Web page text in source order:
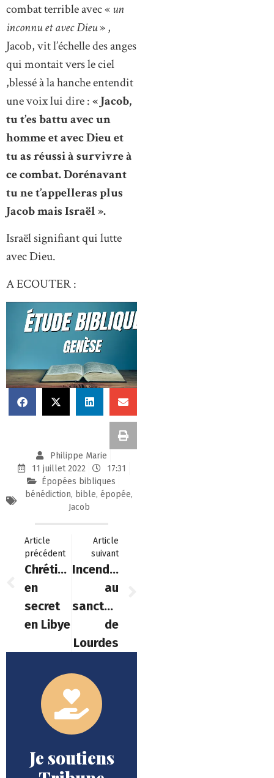
combat terrible avec «un
inconnuet avec Dieu» ,
Jacob, vit l’échelle des anges
qui montait vers le ciel
,blessé à la hanche entendit
une voix lui dire :« Jacob,
tu t’es battu avec un
homme et avec Dieu et
tu as réussi à survivre à
ce combat. Dorénavant
tu ne t’appelleras plus
Jacob mais Israël ».
Israël signifiant qui lutte
avec Dieu.
A ECOUTER :
Philippe Marie
11 juillet 2022
17:31
Épopées bibliques
bénédiction, bible, épopée,
Jacob
Article
précédent
Chrétiens
en
secret
en Libye
Article
suivant
Incendie
au
sanctuaire
de
Lourdes
Je soutiens